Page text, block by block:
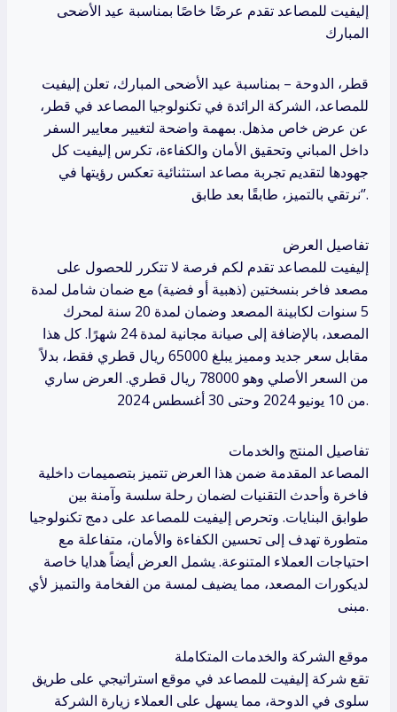
إليفيت للمصاعد تقدم عرضًا خاصًا بمناسبة عيد الأضحى
المبارك
قطر، الدوحة – بمناسبة عيد الأضحى المبارك، تعلن إليفيت
للمصاعد، الشركة الرائدة في تكنولوجيا المصاعد في قطر،
عن عرض خاص مذهل. بمهمة واضحة لتغيير معايير السفر
داخل المباني وتحقيق الأمان والكفاءة، تكرس إليفيت كل
جهودها لتقديم تجربة مصاعد استثنائية تعكس رؤيتها في
‘نرتقي بالتميز، طابقًا بعد طابق’.
تفاصيل العرض
إليفيت للمصاعد تقدم لكم فرصة لا تتكرر للحصول على
مصعد فاخر بنسختين (ذهبية أو فضية) مع ضمان شامل لمدة
5 سنوات لكابينة المصعد وضمان لمدة 20 سنة لمحرك
المصعد، بالإضافة إلى صيانة مجانية لمدة 24 شهرًا. كل هذا
مقابل سعر جديد ومميز يبلغ 65000 ريال قطري فقط، بدلاً
من السعر الأصلي وهو 78000 ريال قطري. العرض ساري
من 10 يونيو 2024 وحتى 30 أغسطس 2024.
تفاصيل المنتج والخدمات
المصاعد المقدمة ضمن هذا العرض تتميز بتصميمات داخلية
فاخرة وأحدث التقنيات لضمان رحلة سلسة وآمنة بين
طوابق البنايات. وتحرص إليفيت للمصاعد على دمج تكنولوجيا
متطورة تهدف إلى تحسين الكفاءة والأمان، متفاعلة مع
احتياجات العملاء المتنوعة. يشمل العرض أيضاً هدايا خاصة
لديكورات المصعد، مما يضيف لمسة من الفخامة والتميز لأي
مبنى.
موقع الشركة والخدمات المتكاملة
تقع شركة إليفيت للمصاعد في موقع استراتيجي على طريق
سلوى في الدوحة، مما يسهل على العملاء زيارة الشركة